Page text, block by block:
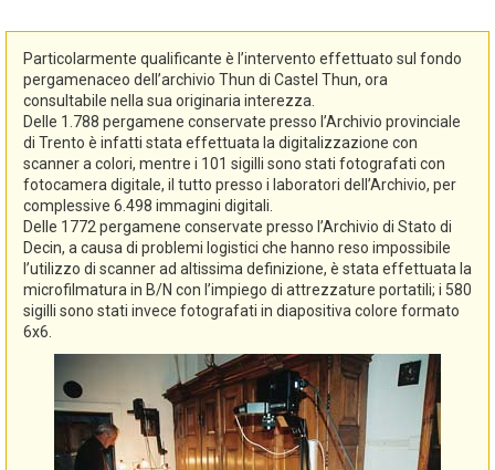
Particolarmente qualificante è l’intervento effettuato sul fondo
pergamenaceo dell’archivio Thun di Castel Thun, ora
consultabile nella sua originaria interezza.
Delle 1.788 pergamene conservate presso l’Archivio provinciale
di Trento è infatti stata effettuata la digitalizzazione con
scanner a colori, mentre i 101 sigilli sono stati fotografati con
fotocamera digitale, il tutto presso i laboratori dell’Archivio, per
complessive 6.498 immagini digitali.
Delle 1772 pergamene conservate presso l’Archivio di Stato di
Decin, a causa di problemi logistici che hanno reso impossibile
l’utilizzo di scanner ad altissima definizione, è stata effettuata la
microfilmatura in B/N con l’impiego di attrezzature portatili; i 580
sigilli sono stati invece fotografati in diapositiva colore formato
6x6.